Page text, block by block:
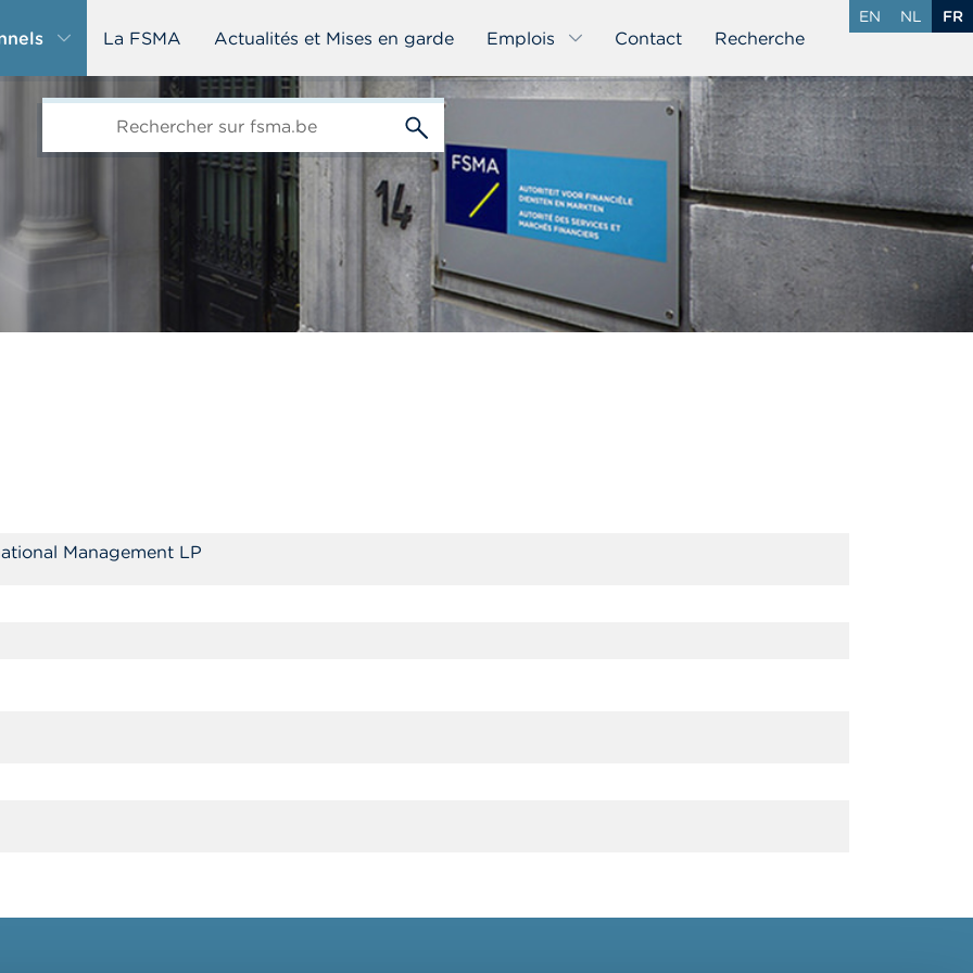
La FSMA Actualités et Mises en garde Emplois Contact Recherche
EN NL FR
Management LP